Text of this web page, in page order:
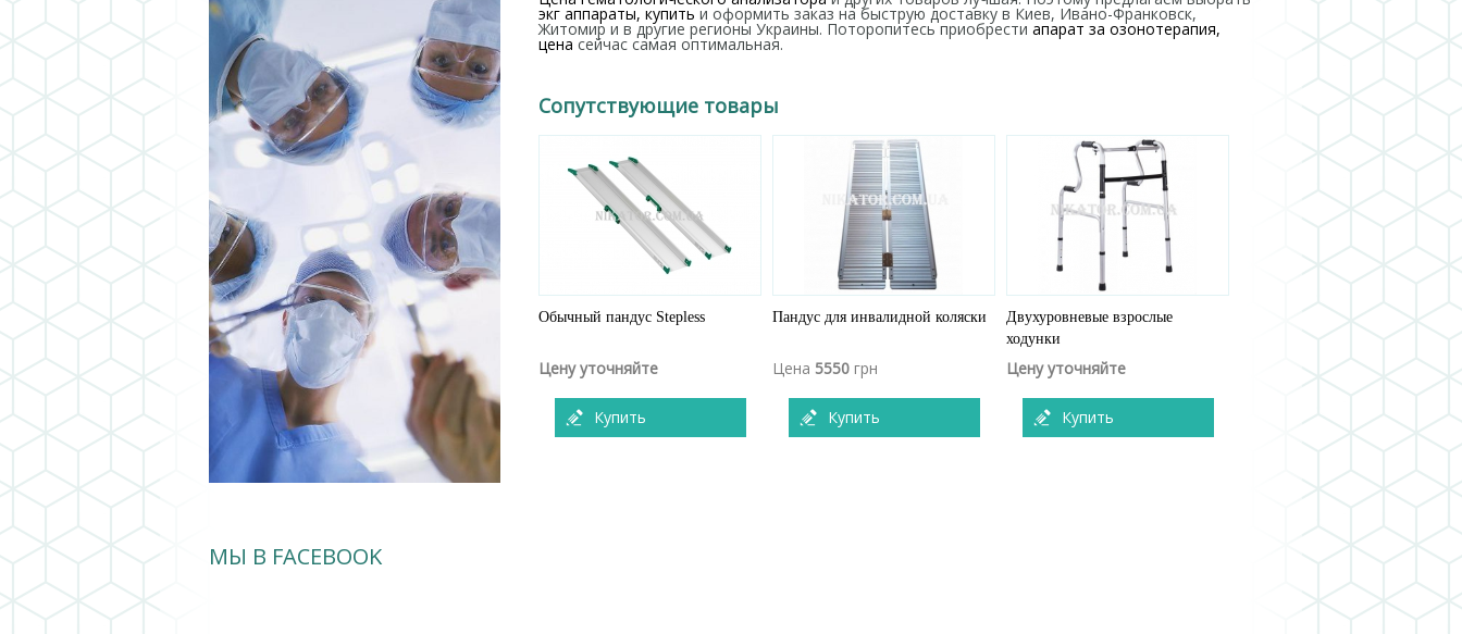
экг аппараты, купить и оформить заказ на быструю доставку в Киев, Ивано-Франковск,
Житомир и в другие регионы Украины. Поторопитесь приобрести апарат за озонотерапия,
цена сейчас самая оптимальная.
Сопутствующие товары
Обычный пандус Stepless
Цену уточняйте
Купить
Пандус для инвалидной коляски
Цена 5550 грн
Купить
Двухуровневые взрослые
ходунки
Цену уточняйте
Купить
МЫ В FACEBOOK